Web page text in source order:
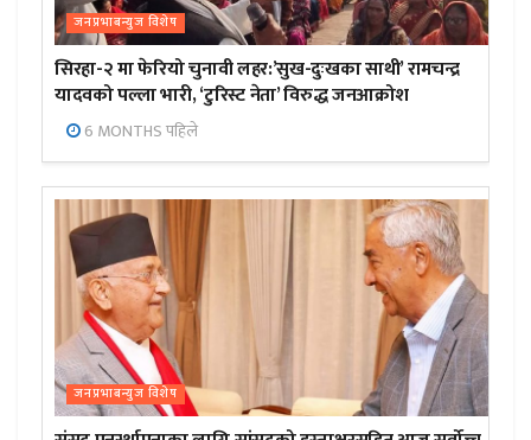
जनप्रभाबन्युज विशेष
सिरहा-२ मा फेरियो चुनावी लहर:’सुख-दुःखका साथी’ रामचन्द्र
यादवको पल्ला भारी, ‘टुरिस्ट नेता’ विरुद्ध जनआक्रोश
6 MONTHS पहिले
जनप्रभाबन्युज विशेष